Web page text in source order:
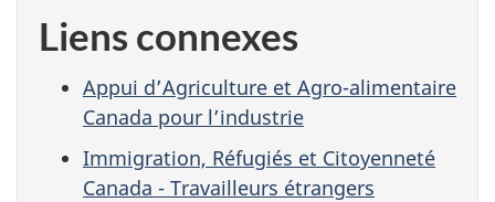
Liens connexes
Appui d’Agriculture et Agro-alimentaire
Canada pour l’industrie
Immigration, Réfugiés et Citoyenneté
Canada - Travailleurs étrangers